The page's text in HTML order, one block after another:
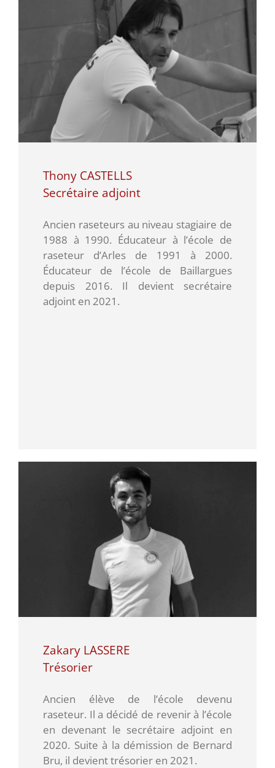
Thony CASTELLS
Secrétaire adjoint
Ancien raseteurs au niveau stagiaire de
1988 à 1990. Éducateur à l’école de
raseteur d’Arles de 1991 à 2000.
Éducateur de l’école de Baillargues
depuis 2016. Il devient secrétaire
adjoint en 2021.
Zakary LASSERE
Trésorier
Ancien élève de l’école devenu
raseteur. Il a décidé de revenir à l’école
en devenant le secrétaire adjoint en
2020. Suite à la démission de Bernard
Bru, il devient trésorier en 2021.